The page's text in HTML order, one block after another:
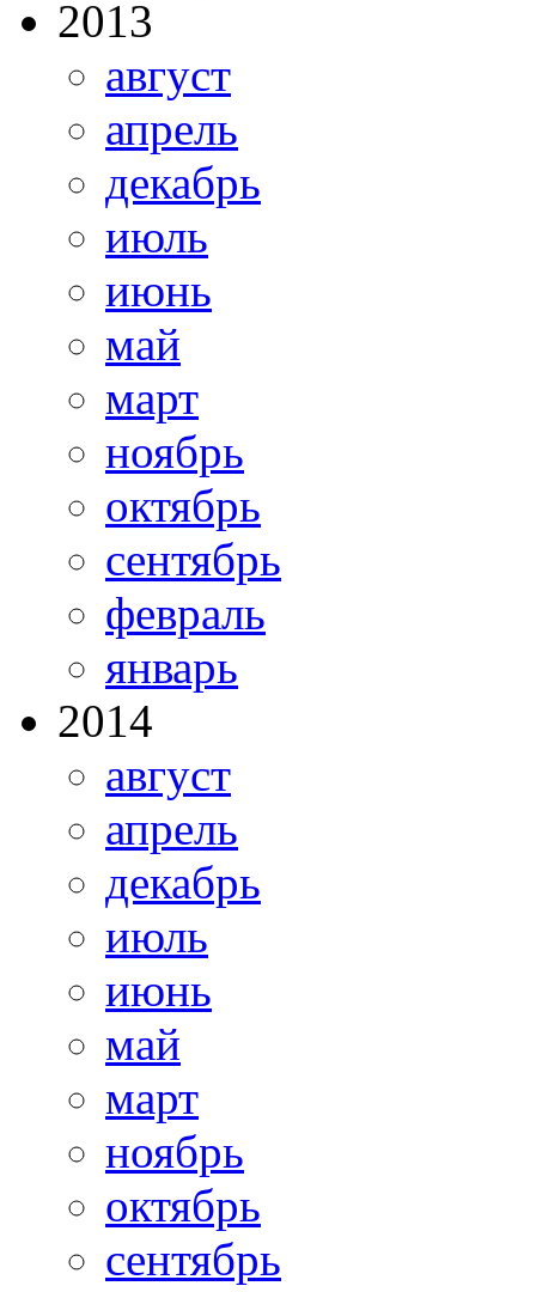
2013
август
апрель
декабрь
июль
июнь
май
март
ноябрь
октябрь
сентябрь
февраль
январь
2014
август
апрель
декабрь
июль
июнь
май
март
ноябрь
октябрь
сентябрь